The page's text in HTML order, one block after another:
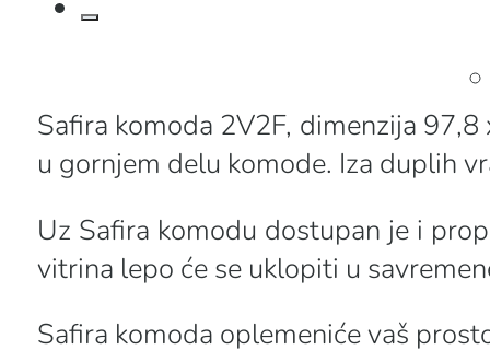
u gornjem delu komode. Iza duplih